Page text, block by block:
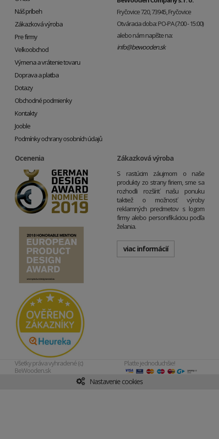
Náš príbeh
Zákazková výroba
Pre firmy
Veľkoobchod
Výmena a vrátenie tovaru
Doprava a platba
Dotazy
Obchodné podmienky
Kontakty
Jooble
Podmínky ochrany osobních údajů
Fryčovice 720, 73945, Fryčovice
Otváracia doba: PO-PA (7:00 - 15:00)
alebo nám napíšte na:
info@bewooden.sk
Ocenenia Zákazková výroba
S rastúcim záujmom o naše
produkty zo strany firiem, sme sa
rozhodli rozšíriť našu ponuku
taktiež o možnosť výroby
reklamných predmetov s logom
firmy alebo personifikáciou podľa
želania.
viac informácií
Všetky práva vyhradené (c)
BeWooden.sk
Plaťte jednoduchšie!
Nastavenie cookies